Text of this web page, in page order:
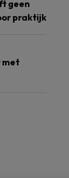
geen
praktijk
met